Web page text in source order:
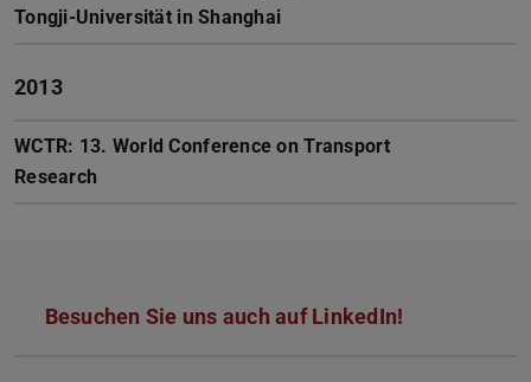
Tongji-Universität in Shanghai
2013
WCTR: 13. World Conference on Transport
Research
Besuchen Sie uns auch auf LinkedIn!